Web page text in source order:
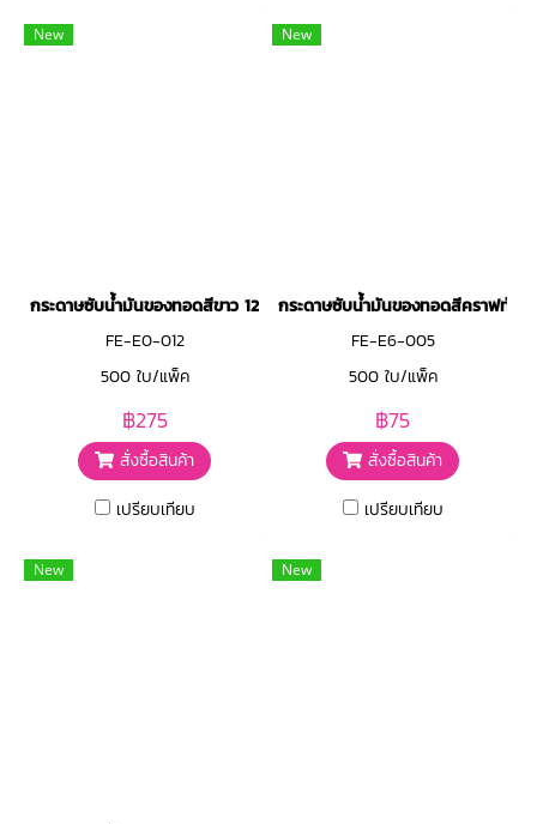
New
กระดาษซับน้ำมันของทอดสีขาว 12x12 นิ้ว
FE-E0-012
500 ใบ/แพ็ค
฿275
สั่งซื้อสินค้า
เปรียบเทียบ
New
กระดาษซับน้ำมันของทอดสีคราฟท์
FE-E6-005
500 ใบ/แพ็ค
฿75
สั่งซื้อสินค้า
เปรียบเทียบ
New New